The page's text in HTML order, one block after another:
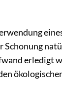
erledigt